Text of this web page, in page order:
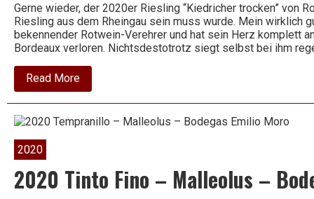
Gerne wieder, der 2020er Riesling “Kiedricher trocken” von
Riesling aus dem Rheingau sein muss wurde. Mein wirklich
bekennender Rotwein-Verehrer und hat sein Herz komplett
Bordeaux verloren. Nichtsdestotrotz siegt selbst bei ihm
Read Moreabout
2020
Riesling
Kiedricher
2020
2020 Tinto Fino – Malleolus –